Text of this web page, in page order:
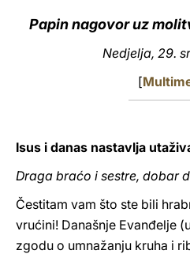
Papin nagovor uz
Nedjelja, 29.
[
Isus i danas nastavlja
Draga braćo i sestre, dobar
Čestitam vam što ste bili
vrućini! Današnje Evanđelje
zgodu o umnažanju kruha i